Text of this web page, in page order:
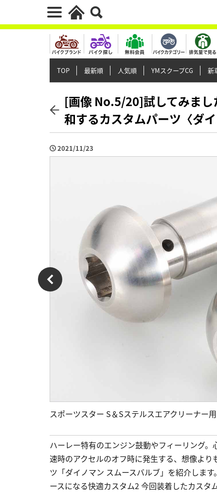
TOP 最新順 人気順 YMスクープCG 新
[画像 No.5/20]試してみま
和するカスタムパーツ〈ダ
2021/11/23
スポーツスター S＆Sステルスエアクリーナー
ハーレー特有のエンジン鼓動やフィーリング
速時のアクセルのオフ時に発生する、想像よ
ツ「ダイノマン スムースバルブ」を紹介しま
ースになる快適カスタム2 今回装着したカス